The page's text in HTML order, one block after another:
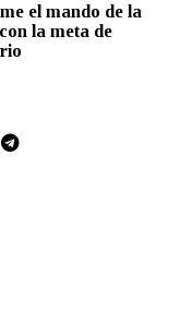
el mando de la
la meta de